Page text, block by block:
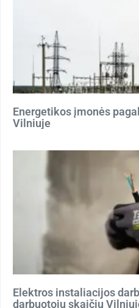
Energetikos įmonės
Vilniuje
Elektros instaliacijos
darbuotojų skaičių